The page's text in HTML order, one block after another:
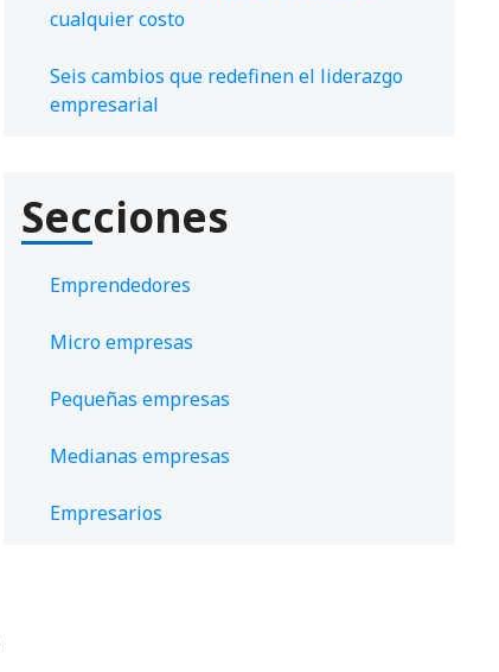
cualquier costo
Seis cambios que redefinen el liderazgo
empresarial
Secciones
Emprendedores
Micro empresas
Pequeñas empresas
Medianas empresas
Empresarios